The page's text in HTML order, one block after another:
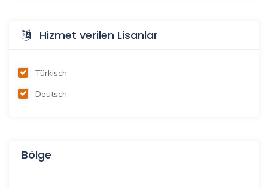
Hizmet verilen Lisanlar
Türkisch
Deutsch
Bölge